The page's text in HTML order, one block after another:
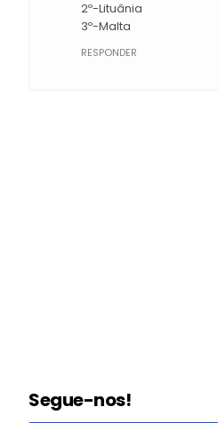
2º-Lituânia
3º-Malta
RESPONDER
Segue-nos!